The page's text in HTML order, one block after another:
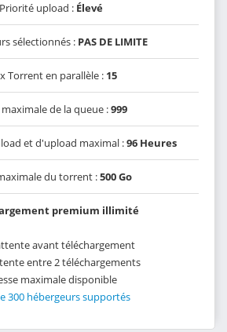
Priorité upload : Élevé
sélectionnés : PAS DE LIMITE
Torrent en parallèle : 15
maximale de la queue :999
et d'upload maximal :96 Heures
du torrent :500 Go
premium illimité
avant téléchargement
entre 2 téléchargements
maximale disponible
300 hébergeurs supportés